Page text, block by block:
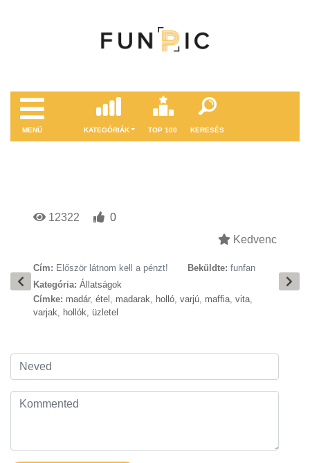
MENÜ KATEGÓRIÁK TOP 100 KERESÉS
12322
0
Kedvenc
Cím: Először látnom kell a pénzt! Beküldte: funfan
Kategória: Állatságok
Címke: madár, étel , madarak, holló, varjú, maffia, vita,
varjak, hollók, üzletel